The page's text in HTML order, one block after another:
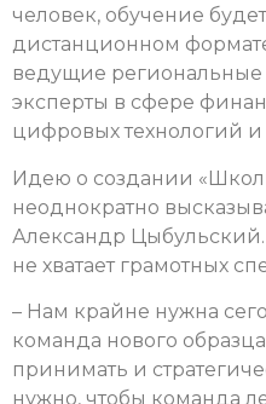
человек, обучение
дистанционном
ведущие
эксперты в сфере
цифровых технологий и
Идею о создании
неоднократно
Александр
не хватает грамотных
– Нам крайне нужна
команда нового
принимать и
нужно, чтобы команда